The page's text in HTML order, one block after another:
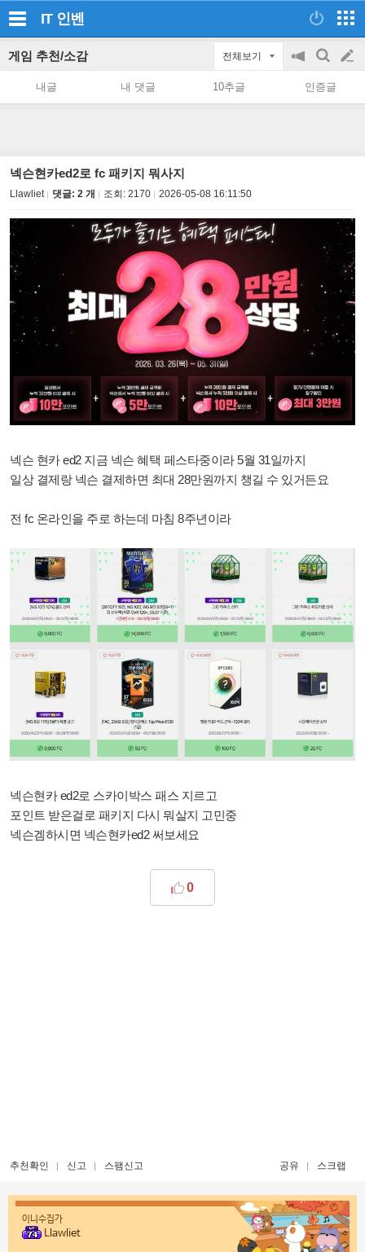
IT 인벤
게임 추천/소감 전체보기
공
on/off
검
색
글
쓰
내글 내 댓글 10추글 인증글
넥슨현카ed2로 fc 패키지 뭐사지
Llawliet 댓글: 2 개 조회: 2170 2026-05-08 16:11:50
넥슨 현카 ed2 지금 넥슨 혜택 페스타중이라5월 31일까지
일상 결제랑 넥슨 결제하면 최대 28만원까지 챙길 수 있거든요
전 fc 온라인을 주로 하는데 마침 8주년이라
넥슨현카 ed2로 스카이박스 패스 지르고
포인트 받은걸로 패키지 다시 뭐살지 고민중
넥슨겜하시면 넥슨현카ed2 써보세요
0
추천확인 신고 스팸신고 공유 스크랩
이니수집가
Llawliet